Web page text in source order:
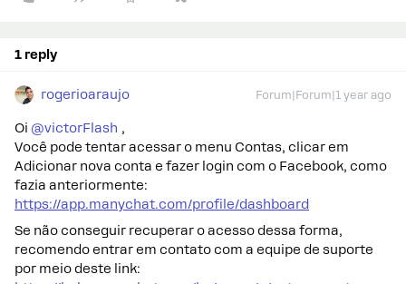
1 reply
rogerioaraujo Forum|Forum|1 year ago
Oi ​ @victorFlash ,
Você pode tentar acessar o menu Contas, clicar em
Adicionar nova conta e fazer login com o Facebook, como
fazia anteriormente:
https://app.manychat.com/profile/dashboard
Se não conseguir recuperar o acesso dessa forma,
recomendo entrar em contato com a equipe de suporte
por meio deste link: